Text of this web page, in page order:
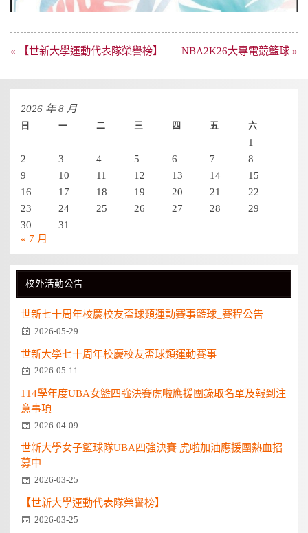
文
導
« 【世新大學運動代表隊榮譽榜】 NBA2K26大專電競籃球 »
2026 年 8 月
日 一 二 三 四 五 六
1
2
3 4 5 6 7
8
9
10 11 12 13 14
15
16
17 18 19 20 21
22
23
24 25 26 27 28
29
30
31
« 7 月
校外活動公告
世新七十周年校慶校友盃球類運動賽事籃球_賽程公告
2026-05-29
世新大學七十周年校慶校友盃球類運動賽事
2026-05-11
114學年度UBA女籃四強決賽虎啦應援團錄取名單及報到注
意事項
2026-04-09
世新大學女子籃球隊UBA四強決賽 虎啦加油應援團熱血招
募中
2026-03-25
【世新大學運動代表隊榮譽榜】
2026-03-25